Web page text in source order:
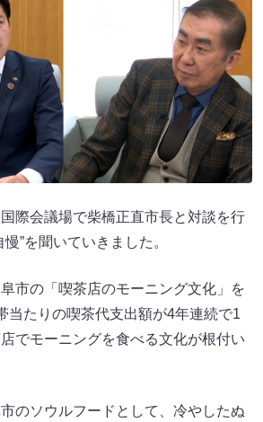
際会議場で柴橋正直市長と対談を行
”を聞いていきました。
市の「喫茶店のモーニング文化」を
当たりの喫茶代支出額が4年連続で1
でモーニングを食べる文化が根付い
のソウルフードとして、冷やしたぬ